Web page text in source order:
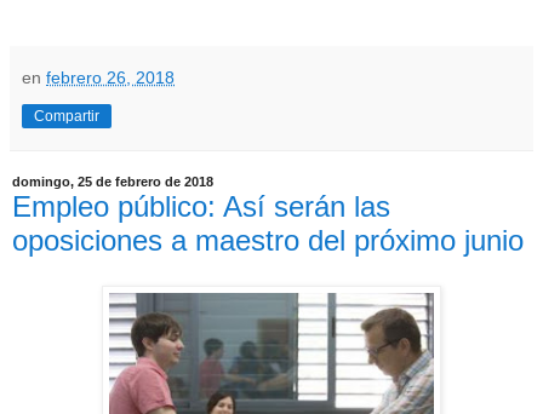
en febrero 26, 2018
Compartir
domingo, 25 de febrero de 2018
Empleo público: Así serán las
oposiciones a maestro del próximo junio